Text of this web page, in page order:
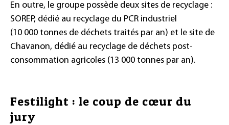
En outre, le groupe possède deux sites de recyclage :
SOREP, dédié au recyclage du PCR industriel
(10 000 tonnes de déchets traités par an) et le site de
Chavanon, dédié au recyclage de déchets post-
consommation agricoles (13 000 tonnes par an).
Festilight : le coup de cœur du
jury